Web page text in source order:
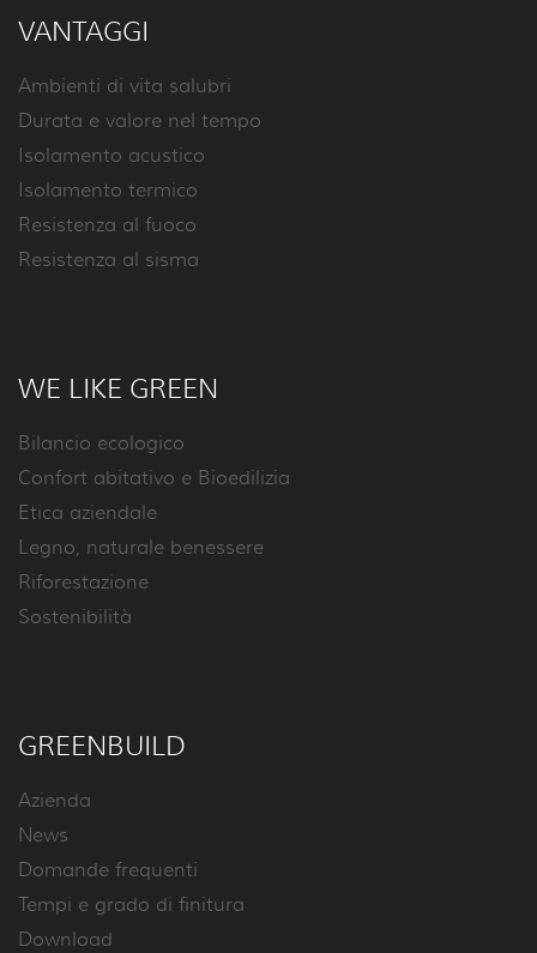
VANTAGGI
Ambienti di vita salubri
Durata e valore nel tempo
Isolamento acustico
Isolamento termico
Resistenza al fuoco
Resistenza al sisma
WE LIKE GREEN
Bilancio ecologico
Confort abitativo e Bioedilizia
Etica aziendale
Legno, naturale benessere
Riforestazione
Sostenibilità
GREENBUILD
Azienda
News
Domande frequenti
Tempi e grado di finitura
Download